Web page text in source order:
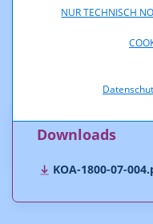
NUR TECHNISCH
Verbesserung der
Downloads
KOA-1800-07-